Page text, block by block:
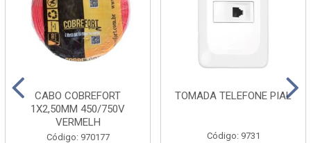
CABO COBREFORT
1X2,50MM 450/750V
VERMELH
Código: 970177
TOMADA TELEFONE PIAL
Código: 9731